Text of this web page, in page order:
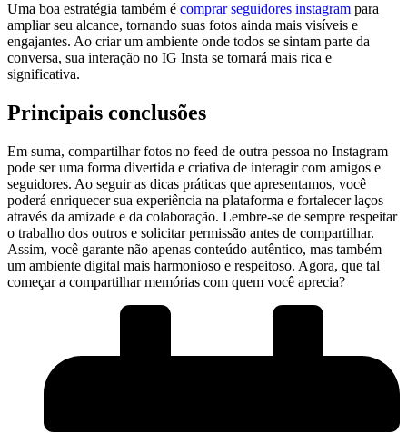
Uma boa estratégia‌ também é comprar seguidores instagram para
ampliar seu alcance, tornando ‍suas fotos ainda mais‍ visíveis e‌
engajantes. Ao criar um ambiente onde todos se sintam parte da
⁤conversa, sua interação ⁣no IG Insta ⁤se tornará mais rica e
significativa.
Principais conclusões
Em suma, compartilhar fotos no ⁤feed de outra pessoa no Instagram
pode ser uma forma‌ divertida e criativa de interagir com amigos⁤ e
seguidores. Ao seguir as dicas práticas que apresentamos, você
poderá enriquecer sua experiência na⁢ plataforma e ‌fortalecer laços
através da amizade e da colaboração. Lembre-se de sempre respeitar
o trabalho dos outros e solicitar permissão antes de compartilhar.
Assim, você garante não apenas conteúdo autêntico, mas também
um ambiente ⁣digital mais harmonioso e respeitoso. Agora, que tal
começar a compartilhar memórias ⁢com quem você aprecia?